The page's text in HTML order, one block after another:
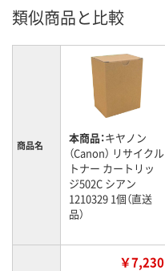
類似商品と比較
商品名 本商品：キヤノン
（Canon） リサイクル
トナー カートリッ
ジ502C シアン
1210329 1個（直送
品）
￥7,230